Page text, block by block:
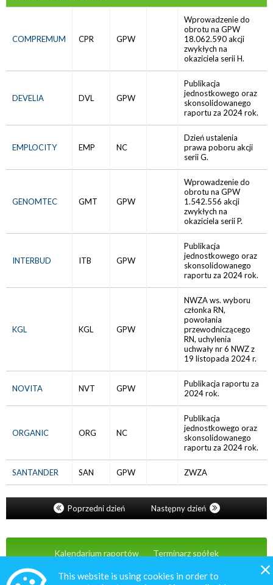
COMPREMUM CPR GPW
Wprowadzenie do
obrotu na GPW
18.062.590 akcji
zwykłych na
okaziciela serii H.
DEVELIA DVL GPW
Publikacja
jednostkowego oraz
skonsolidowanego
raportu za 2024 rok.
EMPLOCITY EMP NC
Dzień ustalenia
prawa poboru akcji
serii G.
GENOMTEC GMT GPW
Wprowadzenie do
obrotu na GPW
1.542.556 akcji
zwykłych na
okaziciela serii P.
INTERBUD ITB GPW
Publikacja
jednostkowego oraz
skonsolidowanego
raportu za 2024 rok.
KGL KGL GPW
NWZA ws. wyboru
członka RN,
powołania
przewodniczącego
RN, uchylenia
uchwały nr 6 NWZ z
19 listopada 2024 r.
NOVITA NVT GPW
Publikacja raportu za
2024 rok.
ORGANIC ORG NC
Publikacja
jednostkowego oraz
skonsolidowanego
raportu za 2024 rok.
SANTANDER SAN GPW ZWZA
Poprzedni dzień Następny dzień
Kalendarium raportów
Terminarz spółek
This website is using cookies in order to